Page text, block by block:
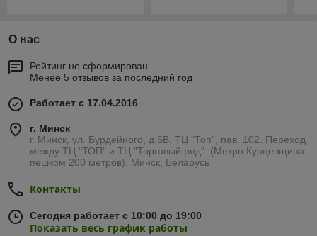
О нас
Рейтинг не сформирован
Менее 5 отзывов за последний год
Работает с 17.04.2016
г. Минск
г. Минск, ул. Бурдейного, д.6В, ТЦ "Топ", пав. 102. Переход
между ТЦ "ТОП" и ТЦ "Торговый ряд". (Метро Кунцевщина,
пешком 200 метров), Минск, Беларусь
Контакты
Сегодня работает с 10:00 до 19:00
Показать весь график работы